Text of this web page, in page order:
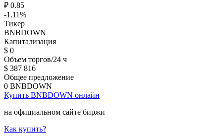
₽ 0.85
-1.11%
Тикер
BNBDOWN
Капитализация
$ 0
Объем торгов/24 ч
$ 387 816
Общее предложение
0 BNBDOWN
Купить BNBDOWN онлайн
на официальном сайте биржи
Как купить?